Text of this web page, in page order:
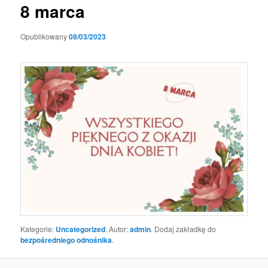
8 marca
Opublikowany08/03/2023
Kategorie: Uncategorized. Autor:admin. Dodaj zakładkę do
bezpośredniego odnośnika.